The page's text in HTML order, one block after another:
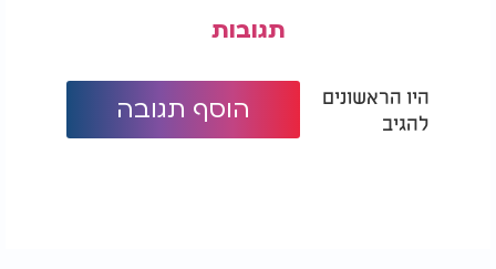
תגובות
היו הראשונים
להגיב
הוסף תגובה